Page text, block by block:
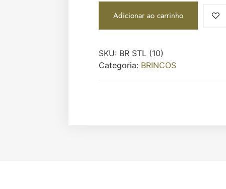
Adicionar ao carrinho
SKU: BR STL (10)
Categoria: BRINCOS